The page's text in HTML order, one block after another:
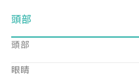
頭部
頭部
眼睛